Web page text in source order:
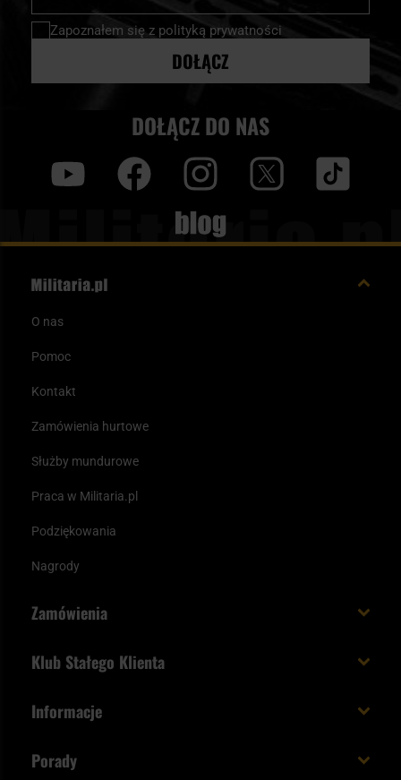
newsletter:
Zapoznałem się z polityką prywatności
DOŁĄCZ
DOŁĄCZ DO NAS
Blog
O nas
Pomoc
Kontakt
Zamówienia hurtowe
Służby mundurowe
Praca w Militaria.pl
Podziękowania
Nagrody
Zamówienia
Paczka w weekend
Status zamówienia
Klub Stałego Klienta
Unboxing Militaria.pl
Informacje
Porady